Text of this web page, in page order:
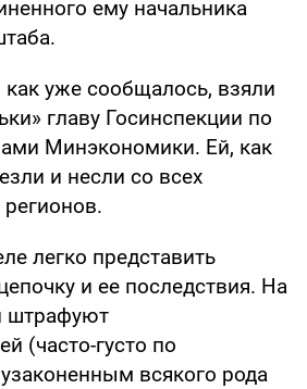
ему начальника
уже сообщалось, взяли
главу Госинспекции по
Минэкономики. Ей, как
и несли со всех
легко представить
и ее последствия. На
штрафуют
(часто-густо по
всякого рода